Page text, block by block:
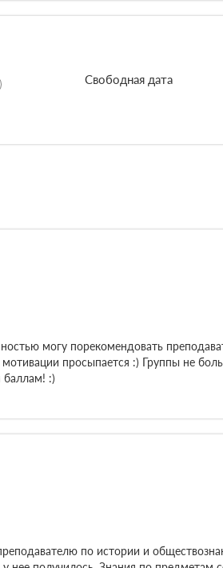
Свободная дата
могу порекомендовать
просыпается :) Группы не
баллам! :)
по истории и